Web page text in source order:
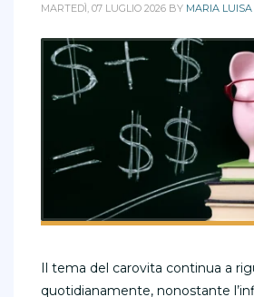
MARTEDÌ, 07 LUGLIO 2026 BY MARIA
Il tema del carovita continua a
quotidianamente, nonostante